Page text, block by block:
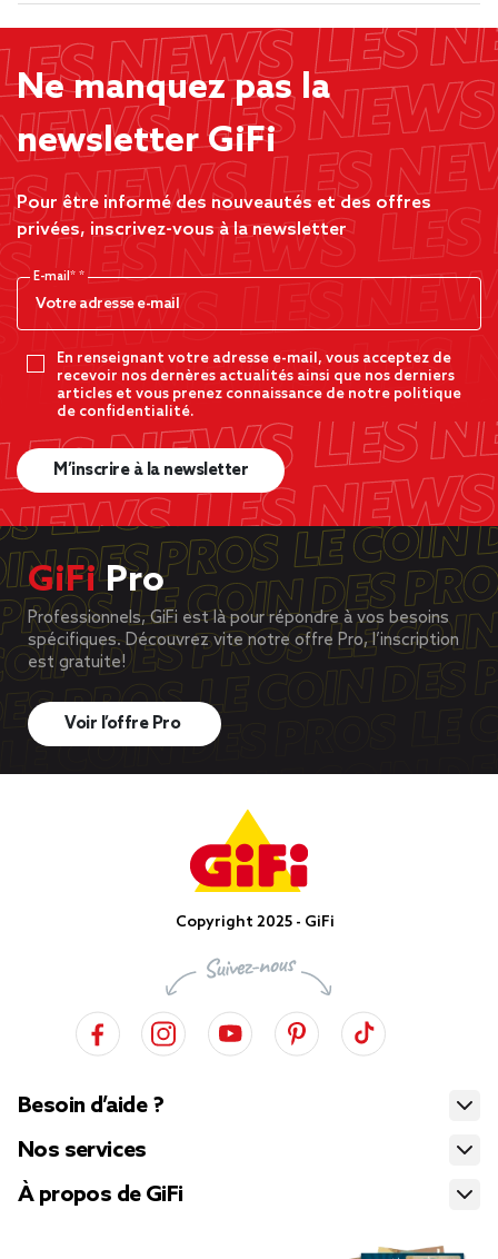
Ne manquez pas la
newsletter GiFi
Pour être informé des nouveautés et des offres
privées, inscrivez-vous à la newsletter
E-mail*
En renseignant votre adresse e-mail, vous acceptez de
recevoir nos dernères actualités ainsi que nos derniers
articles et vous prenez connaissance de notre politique
de confidentialité.
M’inscrire à la newsletter
GiFiPro
Professionnels, GiFi est là pour répondre à vos besoins
spécifiques. Découvrez vite notre offre Pro, l’inscription
est gratuite!
Voir l’offre Pro
Copyright 2025 - GiFi
Besoin d’aide ?
Nos services
À propos de GiFi